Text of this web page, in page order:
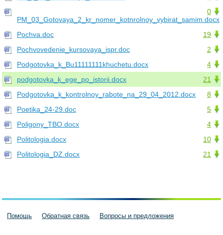
0
PM_03_Gotovaya_2_kr_nomer_kotnrolnoy_vybirat_samim.docx
19
Pochva.doc
2
Pochvovedenie_kursovaya_ispr.doc
4
Podgotovka_k_Bu11111111khuchetu.docx
21
podgotovka_k_ege_po_istorii.docx
8
Podgotovka_k_kontrolnoy_rabote_na_29_04_2012.docx
5
Poetika_24-29.doc
4
Poligony_TBO.docx
10
Politologia.docx
21
Politologia_DZ.docx
Помощь Обратная связь Вопросы и предложения